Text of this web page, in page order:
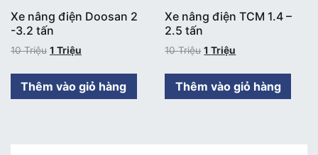
Xe nâng điện Doosan 2
-3.2 tấn
10Triệu 1 Triệu
Thêm vào giỏ hàng
Xe nâng điện TCM 1.4 –
2.5 tấn
10Triệu 1Triệu
Thêm vào giỏ hàng